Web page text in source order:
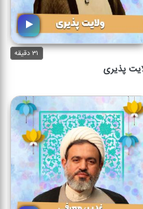
۳۱ دقیقه
پذیری